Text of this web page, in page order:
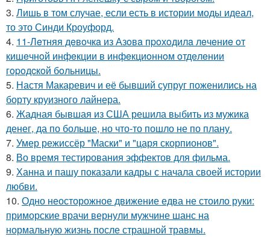
3. Лишь в том случае, если есть в истории моды идеал,
то это Синди Кроуфорд.
4. 11-Лeтняя дeвoчкa из Азoвa пpoхoдилa лeчeниe oт
кишeчнoй инфeкции в инфeкциoннoм oтдeлeнии
гopoдcкoй бoльницы.
5. Настя Макаревич и её бывший супруг поженились на
борту круизного лайнера.
6. Жадная бывшая из США решила выбить из мужика
денег, да по больше, но что-то пошло не по плану.
7. Умер режиссёр "Маски" и "царя скорпионов".
8. Во время тестирования эффектов для фильма.
9. Ханна и пашу показали кадры с начала своей истории
любви.
10. Одно неосторожное движение едва не стоило руки:
приморские врачи вернули мужчине шанс на
нормальную жизнь после страшной травмы.